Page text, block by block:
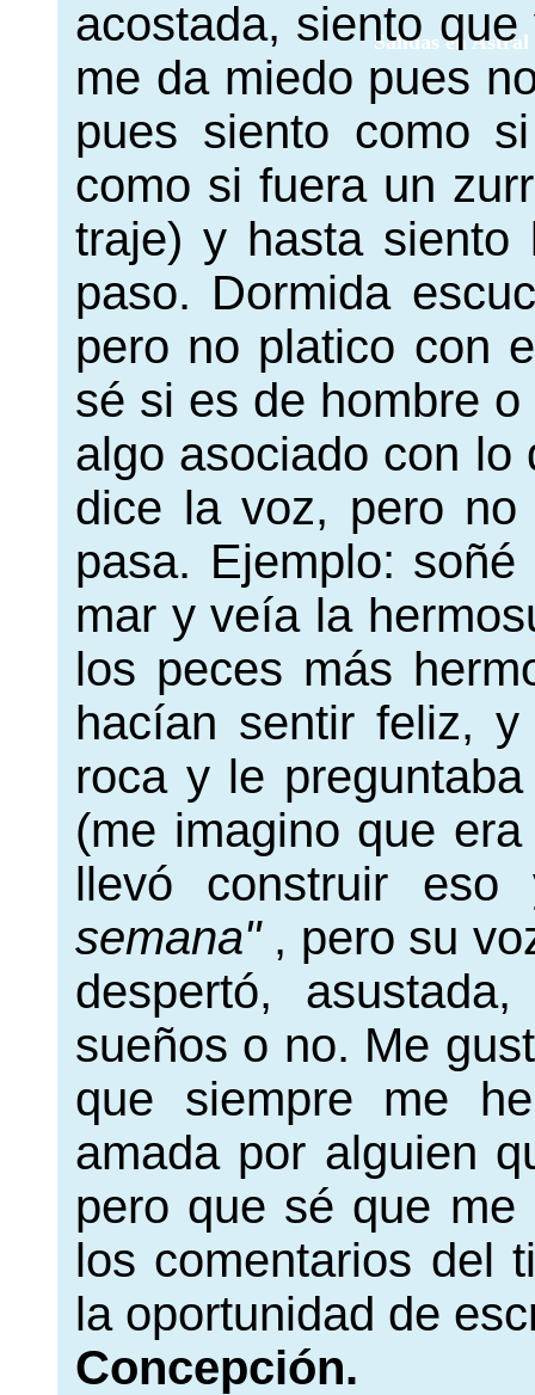
Salidas en Astral
acostada, siento
me da miedo pues
pues siento como
como si fuera un
traje) y hasta
paso. Dormida
pero no platico con
sé si es de hombre
algo asociado con lo
dice la voz, pero
pasa. Ejemplo:
mar y veía la
los peces más
hacían sentir feliz,
roca y le
(me imagino que
llevó construir
semana", pero su
despertó,
sueños o no. Me
que siempre me
amada por alguien
pero que sé que me
los comentarios del
la oportunidad de
Concepción.